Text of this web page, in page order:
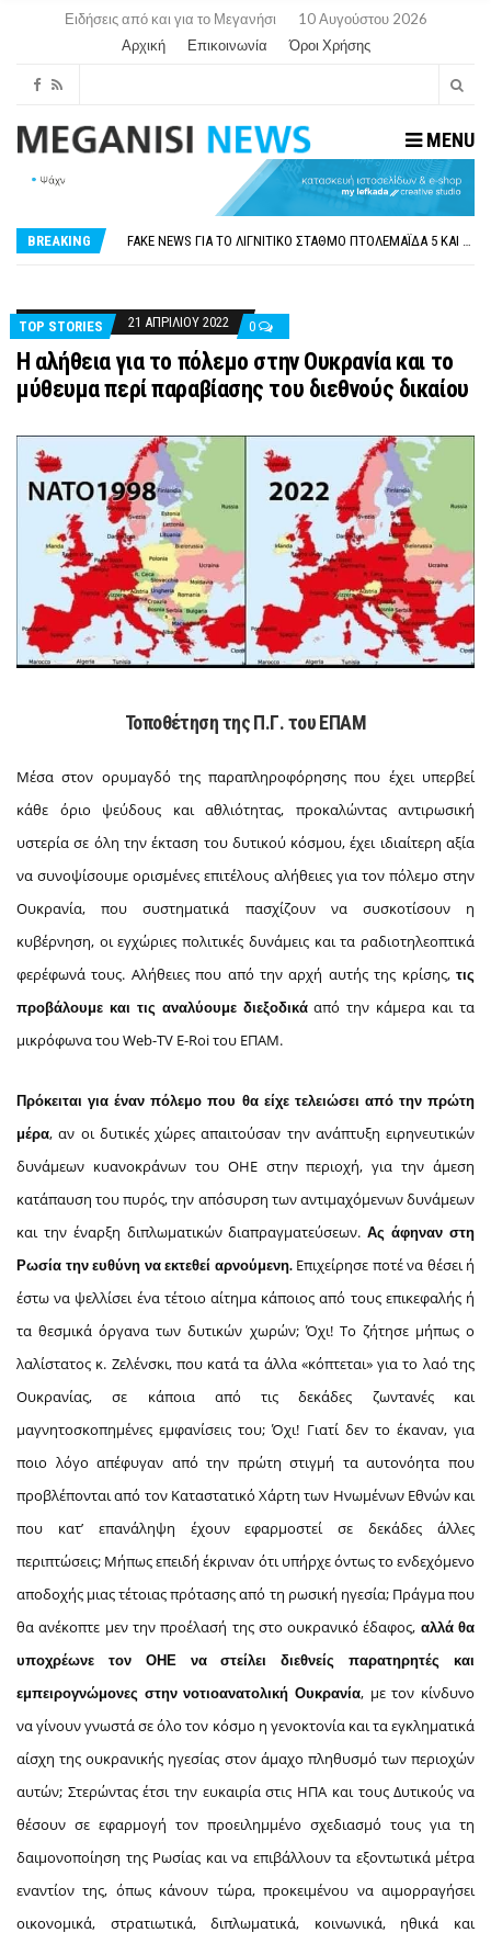
Ειδήσεις από και για το Μεγανήσι
10 Αυγούστου 2026
Αρχική
Επικοινωνία Όροι Χρήσης
MENU
BREAKING
ΠΑΡΑΙΤΉΘΗΚΕ Η ΑΝΤΙΔΉΜΑΡΧΟΣ ΠΟΛΙΤΙΣΜΟΎ ΜΕΓΑΝΗΣΊΟΥ Κ . ΕΥΑΓΓΕΛΊΑ ΜΕΛΆ. Η ΕΠΙΣΤΟΛΉ ΤΗΣ ΠΑΡΑΊΤΗΣΗΣ
FAKE NEWS ΓΙΑ ΤΟ ΛΙΓΝΙΤΙΚΌ ΣΤΑΘΜΌ ΠΤΟΛΕΜΑΪ́ΔΑ 5 ΚΑΙ ΤΗΝ ΕΝΕΡΓΕΙΑΚΉ ΑΣΦΆΛΕΙΑ ΤΗΣ ΧΏΡΑΣ
TOP STORIES
21 ΑΠΡΙΛΊΟΥ 2022 0
Η αλήθεια για το πόλεμο στην Ουκρανία και το
μύθευμα περί παραβίασης του διεθνούς δικαίου
Τοποθέτηση της Π.Γ. του ΕΠΑΜ
Μέσα στον ορυμαγδό της παραπληροφόρησης που έχει υπερβεί
κάθε όριο ψεύδους και αθλιότητας, προκαλώντας αντιρωσική
υστερία σε όλη την έκταση του δυτικού κόσμου, έχει ιδιαίτερη αξία
να συνοψίσουμε ορισμένες επιτέλους αλήθειες για τον πόλεμο στην
Ουκρανία, που συστηματικά πασχίζουν να συσκοτίσουν η
κυβέρνηση, οι εγχώριες πολιτικές δυνάμεις και τα ραδιοτηλεοπτικά
φερέφωνά τους. Αλήθειες που από την αρχή αυτής της κρίσης, τις
προβάλουμε και τις αναλύουμε διεξοδικάαπό την κάμερα και τα
μικρόφωνα του Web-TV E-Roi του ΕΠΑΜ.
Πρόκειται για έναν πόλεμο που θα είχε τελειώσει από την πρώτη
μέρα, αν οι δυτικές χώρες απαιτούσαν την ανάπτυξη ειρηνευτικών
δυνάμεων κυανοκράνων του ΟΗΕ στην περιοχή, για την άμεση
κατάπαυση του πυρός, την απόσυρση των αντιμαχόμενων δυνάμεων
και την έναρξη διπλωματικών διαπραγματεύσεων.Ας άφηναν στη
Ρωσία την ευθύνη να εκτεθεί αρνούμενη.Επιχείρησε ποτέ να θέσει ή
έστω να ψελλίσει ένα τέτοιο αίτημα κάποιος από τους επικεφαλής ή
τα θεσμικά όργανα των δυτικών χωρών; Όχι! Το ζήτησε μήπως ο
λαλίστατος κ. Ζελένσκι, που κατά τα άλλα «κόπτεται» για το λαό της
Ουκρανίας, σε κάποια από τις δεκάδες ζωντανές και
μαγνητοσκοπημένες εμφανίσεις του; Όχι! Γιατί δεν το έκαναν, για
ποιο λόγο απέφυγαν από την πρώτη στιγμή τα αυτονόητα που
προβλέπονται από τον Καταστατικό Χάρτη των Ηνωμένων Εθνών και
που κατ’ επανάληψη έχουν εφαρμοστεί σε δεκάδες άλλες
περιπτώσεις; Μήπως επειδή έκριναν ότι υπήρχε όντως το ενδεχόμενο
αποδοχής μιας τέτοιας πρότασης από τη ρωσική ηγεσία; Πράγμα που
θα ανέκοπτε μεν την προέλασή της στο ουκρανικό έδαφος, αλλά θα
υποχρέωνε τον ΟΗΕ
να στείλει
διεθνείς παρατηρητές και
εμπειρογνώμονες στην νοτιοανατολική Ουκρανία, με τον κίνδυνο
να γίνουν γνωστά σε όλο τον κόσμο η γενοκτονία και τα εγκληματικά
αίσχη της ουκρανικής ηγεσίας στον άμαχο πληθυσμό των περιοχών
αυτών; Στερώντας έτσι την ευκαιρία στις ΗΠΑ και τους Δυτικούς να
θέσουν σε εφαρμογή τον προειλημμένο σχεδιασμό τους για τη
δαιμονοποίηση της Ρωσίας και να επιβάλλουν τα εξοντωτικά μέτρα
εναντίον της, όπως κάνουν τώρα, προκειμένου να αιμορραγήσει
οικονομικά, στρατιωτικά, διπλωματικά, κοινωνικά, ηθικά και